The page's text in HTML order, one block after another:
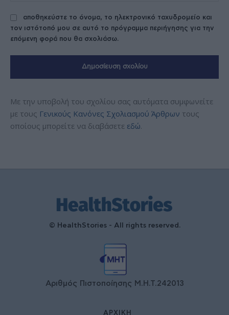
αποθηκεύστε το όνομα, το ηλεκτρονικό ταχυδρομείο και
τον ιστότοπό μου σε αυτό το πρόγραμμα περιήγησης για την
επόμενη φορά που θα σχολιάσω.
Με την υποβολή του σχολίου σας αυτόματα συμφωνείτε
με τους Γενικούς Κανόνες Σχολιασμού Άρθρων τους
οποίους μπορείτε να διαβάσετε εδώ.
© HealthStories - All rights reserved.
Αριθμός Πιστοποίησης Μ.Η.Τ.242013
ΑΡΧΙΚΉ